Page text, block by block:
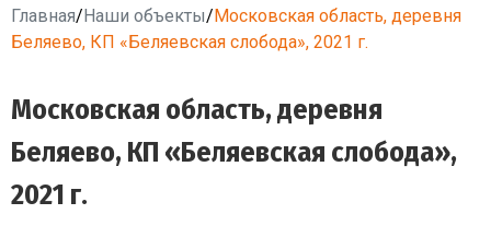
Главная/Наши объекты/Московская область, деревня
Беляево, КП «Беляевская слобода», 2021 г.
Московская область, деревня
Беляево, КП «Беляевская слобода»,
2021 г.